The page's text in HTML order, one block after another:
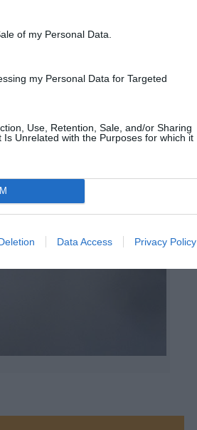
of my Personal Data.
my Personal Data for Targeted
Use, Retention, Sale, and/or Sharing
Unrelated with the Purposes for which it
Data Access Privacy Policy
June 1, 2021